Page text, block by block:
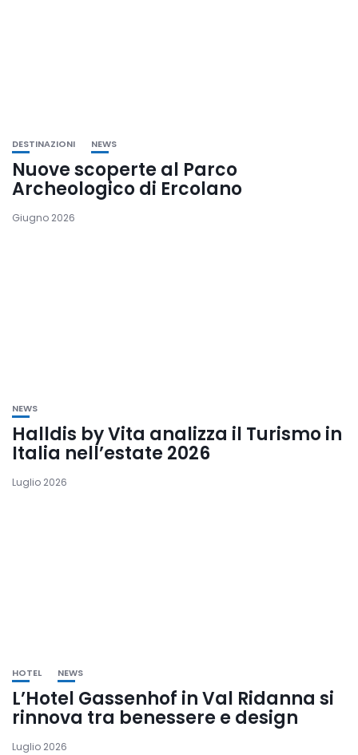
DESTINAZIONI NEWS
Nuove scoperte al Parco
Archeologico di Ercolano
Giugno 2026
NEWS
Halldis by Vita analizza il Turismo in
Italia nell’estate 2026
Luglio 2026
HOTEL NEWS
L’Hotel Gassenhof in Val Ridanna si
rinnova tra benessere e design
Luglio 2026